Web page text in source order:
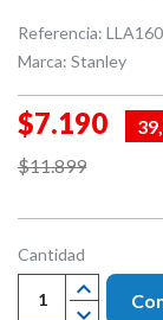
Referencia:
Marca: Stanley
$7.190
$11.899
Cantidad